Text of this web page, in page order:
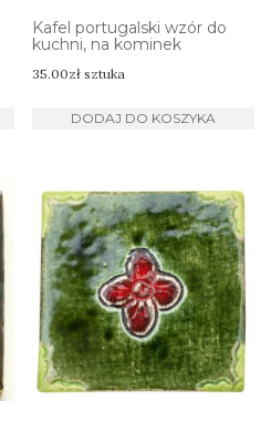
Kafel portugalski wzór do
kuchni, na kominek
35.00zł sztuka
DODAJ DO KOSZYKA